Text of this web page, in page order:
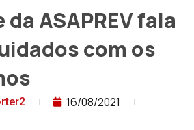
ASAPREV fala
com os
16/08/2021